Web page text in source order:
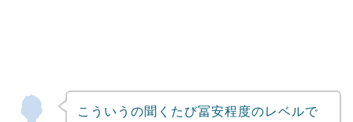
こういうの聞くたび冨安程度のレベルで